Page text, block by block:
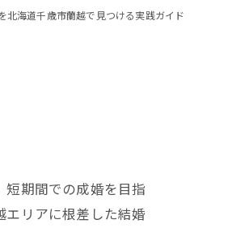
北海道千歳市蘭越で見つける実践ガイド
期間での成婚を目指
リアに根差した結婚